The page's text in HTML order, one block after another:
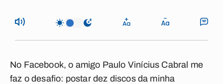
No Facebook, o amigo Paulo Vinícius Cabral me
faz o desafio: postar dez discos da minha